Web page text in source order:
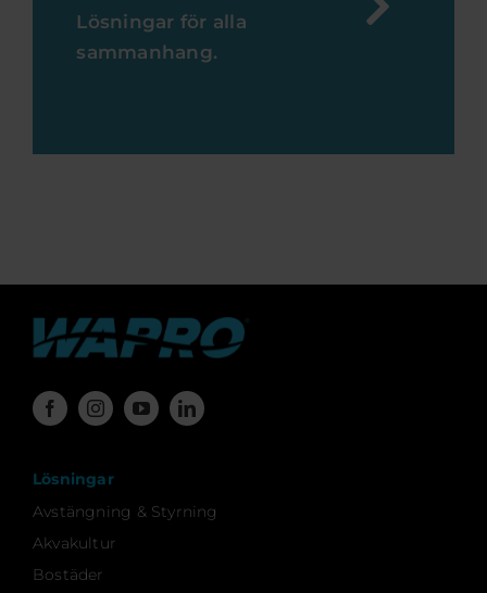
Lösningar för alla
sammanhang.
Lösningar
Avstängning & Styrning
Akvakultur
Bostäder